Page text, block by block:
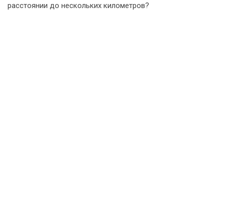
расстоянии до нескольких километров?